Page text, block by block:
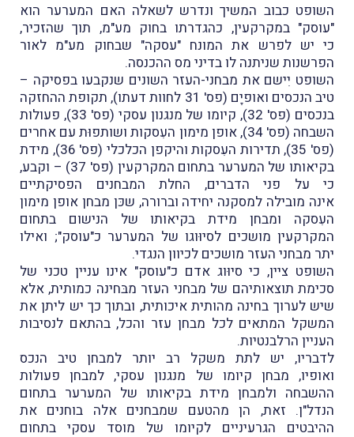
השופט כבוב המשיך ונדרש לשאלה האם המערער הוא
"עוסק" במקרקעין, כהגדרתו בחוק מע"מ, תוך שהזכיר,
כי יש לפרש את המונח "עסקה" שבחוק מע"מ לאור
הפרשנות שניתנה לו בדיני מס ההכנסה.
השופט יִישם את מבחני-העזר השונים שנקבעו בפסיקה –
טיב הנכסים ואופיָם (פס' 31 לחוות דעתו), תקופת ההחזקה
בנכסים (פס' 32), קיומו של מנגנון עסקי (פס' 33), פעולות
השבחה (פס' 34), אופן מימון העִסקות ושותפוּת עם אחרים
(פס' 35), תדירות העִסקות והיקפן הכלכלי (פס' 36), מידת
בקיאותו של המערער בתחום המקרקעין (פס' 37) – וקבע,
כי על פני הדברים, החלת המבחנים הפסיקתיים
אינה מובילה למסקנה יחידה וברורה, שכּן מבחן אופן מימון
העִסקה ומבחן מידת בקיאותו של הנישום בתחום
המקרקעין מושכים לסיוּוגו של המערער כ"עוסק"; ואילו
יתר מבחני העזר מושכים לכיוון הנגדי.
השופט ציין, כי סיוּוג אדם כ"עוסק" אינו עניין טכני של
סכימת תוצאותיהם של מבחני העזר מבּחינה כמותית, אלא
שיש לערוך בחינה מהותית איכותית, ובתוך כך יש ליתן את
המשקל המתאים לכל מבחן עזר והכל, בהתאם לנסיבות
העניין הרלבנטיות.
לדבריו, יש לתת משקל רב יותר למבחן טיב הנכס
ואופיו, מבחן קיומו של מנגנון עסקי, למבחן פעולות
ההשבחה ולמבחן מידת בקיאותו של המערער בתחום
הנדל"ן. זאת, הן מהטעם שמבחנים אלה בוחנים את
ההיבטים הגרעיניים לקיומו של מוסד עסקי בתחום